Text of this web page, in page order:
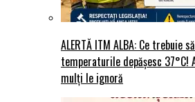
ALERTĂ ITM ALBA: Ce trebuie
temperaturile depășesc 37°C!
mulți le ignoră